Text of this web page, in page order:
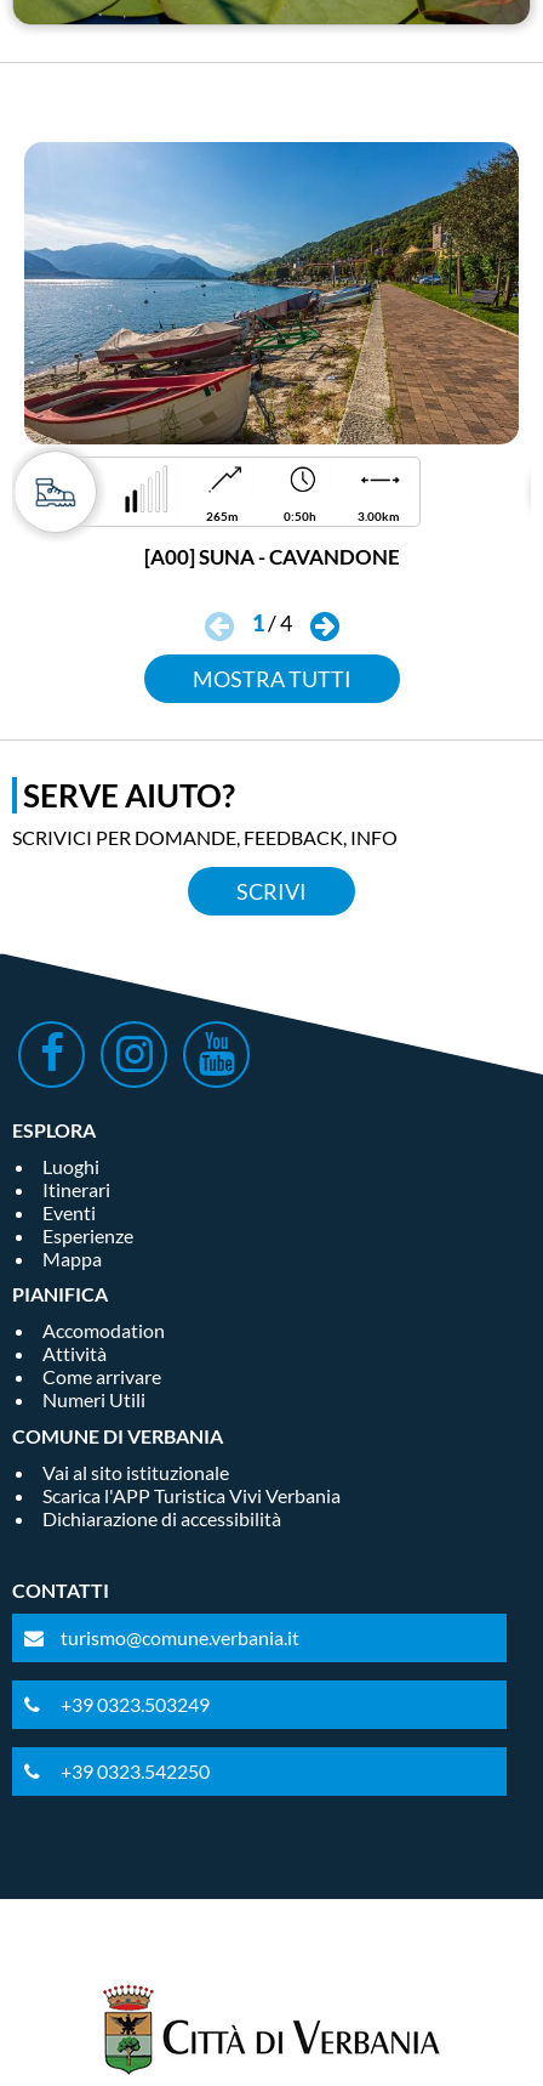
265m 0:50h 3.00km
[A00] SUNA - CAVANDONE
1/4
MOSTRA TUTTI
SERVE AIUTO?
SCRIVICI PER DOMANDE, FEEDBACK, INFO
SCRIVI
ESPLORA
Luoghi
Itinerari
Eventi
Esperienze
Mappa
PIANIFICA
Accomodation
Attività
Come arrivare
Numeri Utili
COMUNE DI VERBANIA
Vai al sito istituzionale
Scarica l'APP Turistica Vivi Verbania
Dichiarazione di accessibilità
CONTATTI
turismo@comune.verbania.it
+39 0323.503249
+39 0323.542250